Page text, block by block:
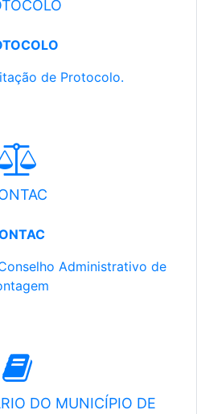
de Protocolo.
Administrativo de
DO MUNICÍPIO DE